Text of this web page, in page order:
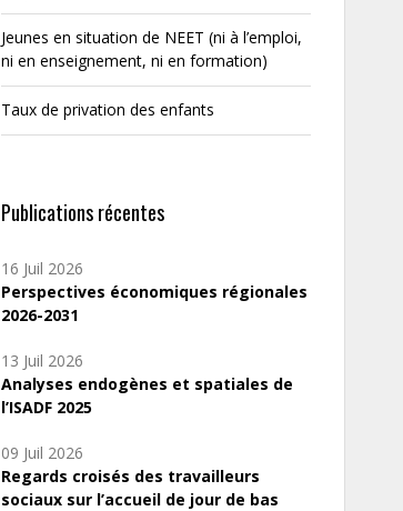
Jeunes en situation de NEET (ni à l’emploi,
ni en enseignement, ni en formation)
Taux de privation des enfants
Publications récentes
16 Juil 2026
Perspectives économiques régionales
2026-2031
13 Juil 2026
Analyses endogènes et spatiales de
l’ISADF 2025
09 Juil 2026
Regards croisés des travailleurs
sociaux sur l’accueil de jour de bas